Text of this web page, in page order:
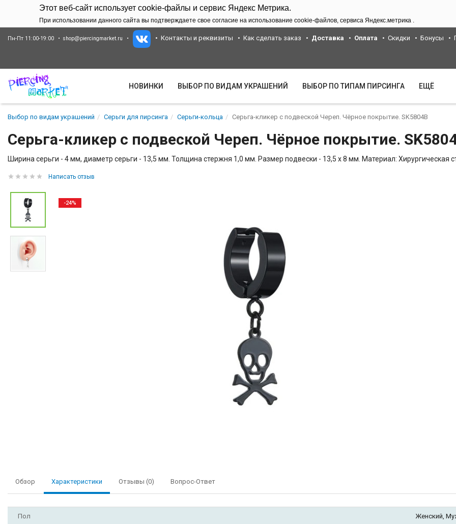
Этот веб-сайт использует cookie-файлы и сервис Яндекс Метрика.
При использовании данного сайта вы подтверждаете свое согласие на использование cookie-файлов, сервиса Яндекс.метрика .
Пн-Пт 11:00-19:00 shop@piercingmarket.ru Контакты и реквизиты Как сделать заказ Доставка Оплата Скидки Бонусы
НОВИНКИ ВЫБОР ПО ВИДАМ УКРАШЕНИЙ ВЫБОР ПО ТИПАМ ПИРСИНГА ЕЩЁ
Выбор по видам украшений Серьги для пирсинга Серьги-кольца Серьга-кликер с подвеской Череп. Чёрное покрытие. SK5804B
Серьга-кликер с подвеской Череп. Чёрное покрытие.
Ширина серьги - 4 мм, диаметр серьги - 13,5 мм. Толщина стержня 1,0 мм. Размер подвески - 13,5 х 8 мм. Материал: Хирургическая
Написать отзыв
-24%
Обзор Характеристики Отзывы (0) Вопрос-Ответ
Пол Женский,